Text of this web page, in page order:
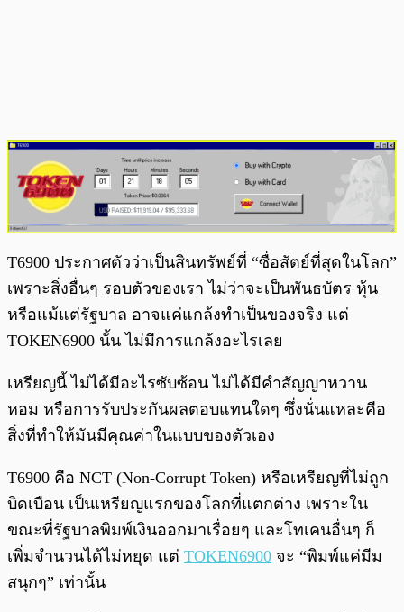
T6900 ประกาศตัวว่าเป็นสินทรัพย์ที่ “ซื่อสัตย์ที่สุดในโลก”
เพราะสิ่งอื่นๆ รอบตัวของเรา ไม่ว่าจะเป็นพันธบัตร หุ้น
หรือแม้แต่รัฐบาล อาจแค่แกล้งทำเป็นของจริง แต่
TOKEN6900 นั้น ไม่มีการแกล้งอะไรเลย
เหรียญนี้ ไม่ได้มีอะไรซับซ้อน ไม่ได้มีคำสัญญาหวาน
หอม หรือการรับประกันผลตอบแทนใดๆ ซึ่งนั่นแหละคือ
สิ่งที่ทำให้มันมีคุณค่าในแบบของตัวเอง
T6900 คือ NCT (Non-Corrupt Token) หรือเหรียญที่ไม่ถูก
บิดเบือน เป็นเหรียญแรกของโลกที่แตกต่าง เพราะใน
ขณะที่รัฐบาลพิมพ์เงินออกมาเรื่อยๆ และโทเคนอื่นๆ ก็
เพิ่มจำนวนได้ไม่หยุด แต่ TOKEN6900 จะ “พิมพ์แค่มีม
สนุกๆ” เท่านั้น